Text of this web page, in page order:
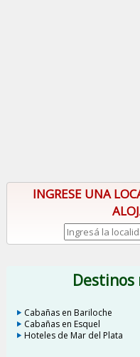
INGRESE UNA
Destinos
Cabañas en Bariloche
Cabañas en Esquel
Hoteles de Mar del Plata